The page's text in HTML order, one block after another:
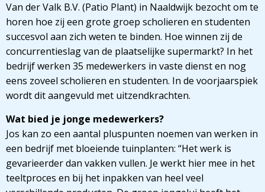
Van der Valk B.V. (Patio Plant) in Naaldwijk bezocht om te
horen hoe zij een grote groep scholieren en studenten
succesvol aan zich weten te binden. Hoe winnen zij de
concurrentieslag van de plaatselijke supermarkt? In het
bedrijf werken 35 medewerkers in vaste dienst en nog
eens zoveel scholieren en studenten. In de voorjaarspiek
wordt dit aangevuld met uitzendkrachten.
Wat bied je jonge medewerkers?
Jos kan zo een aantal pluspunten noemen van werken in
een bedrijf met bloeiende tuinplanten: “Het werk is
gevarieerder dan vakken vullen. Je werkt hier mee in het
teeltproces en bij het inpakken van heel veel